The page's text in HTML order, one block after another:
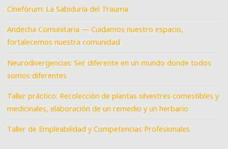
Cinefórum: La Sabiduría del Trauma
Andecha Comunitaria — Cuidamos nuestro espacio,
fortalecemos nuestra comunidad
Neurodivergencias: Ser diferente en un mundo donde todos
somos diferentes
Taller práctico: Recolección de plantas silvestres comestibles y
medicinales, elaboración de un remedio y un herbario
Taller de Empleabilidad y Competencias Profesionales